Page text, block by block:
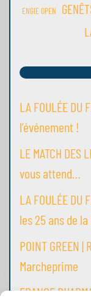
ENGIE OPEN
LA FOULÉE
l’événement !
LE MATCH
vous attend…
LA FOULÉE DU
les 25 ans de la
POINT GREEN
Marcheprime
FRANCE